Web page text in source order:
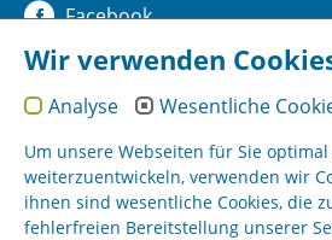
Facebook
YouTube
Instagram
Sitemap
Wir verwenden
Analyse Wesentliche
Um unsere Webseiten für Sie
weiterzuentwickeln, verwenden wir
ihnen sind wesentliche Cookies, die
fehlerfreien Bereitstellung unserer